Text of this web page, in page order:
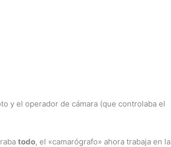
y el operador de cámara (que controlaba el
todo, el «camarógrafo» ahora trabaja en la